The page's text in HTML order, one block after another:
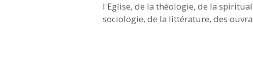
l'Eglise, de la théologie, de la
sociologie, de la littérature, des